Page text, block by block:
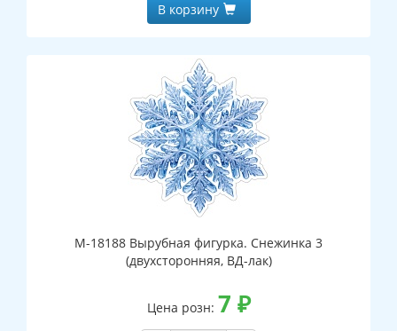
В корзину
М-18188 Вырубная фигурка. Снежинка 3
(двухсторонняя, ВД-лак)
Цена розн: 7 ₽